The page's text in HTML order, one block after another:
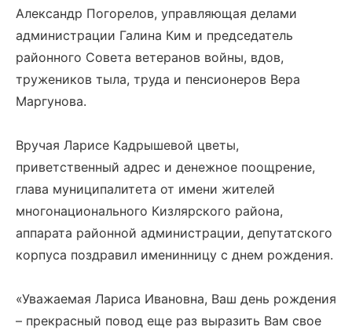
Александр Погорелов, управляющая делами
администрации Галина Ким и председатель
районного Совета ветеранов войны, вдов,
тружеников тыла, труда и пенсионеров Вера
Маргунова.
Вручая Ларисе Кадрышевой цветы,
приветственный адрес и денежное поощрение,
глава муниципалитета от имени жителей
многонационального Кизлярского района,
аппарата районной администрации, депутатского
корпуса поздравил именинницу с днем рождения.
«Уважаемая Лариса Ивановна, Ваш день рождения
– прекрасный повод еще раз выразить Вам свое